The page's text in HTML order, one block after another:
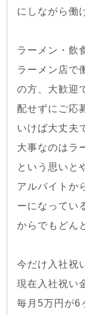
にしながら働
ラーメン・飲
ラーメン店で
の方、大歓迎
配せずにご応
いけば大丈夫
大事なのはラ
という思いと
アルバイトか
ーになってい
からでもどん
今だけ入社祝
現在入社祝い
毎月5万円が6